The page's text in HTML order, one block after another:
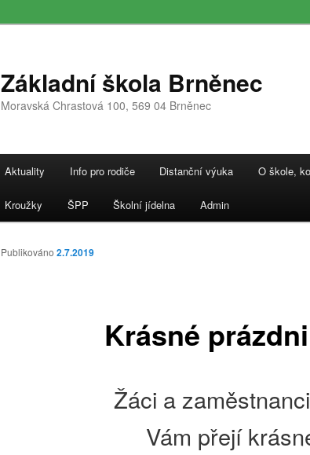
Základní škola Brněnec
Moravská Chrastová 100, 569 04 Brněnec
Aktuality Info pro rodiče Distanční výuka O škole,
Kroužky ŠPP Školní jídelna Admin
Krásné
Publikováno 2.7.2019
Žáci a
Vám přejí